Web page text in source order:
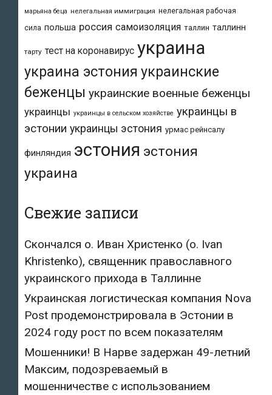
марьяна беца нелегальная иммиграция нелегальная рабочая
сила польша россия самоизоляция таллин таллинн
тарту тест на коронавирус украина
украина эстония украинские
беженцы украинские военные беженцы
украинцы украинцы в сельском хозяйстве украинцы в
эстонии украинцы эстония урмас рейнсалу
финляндия эстония эстония
украина
Свежие записи
Скончался о. Иван Христенко (о. Ivan
Khristenko), священник православного
украинского прихода в Таллинне
Украинская логистическая компания Nova
Post продемонстрировала в Эстонии в
2024 году рост по всем показателям
Мошенники! В Нарве задержан 49-летний
Максим, подозреваемый в
мошенничестве с использованием